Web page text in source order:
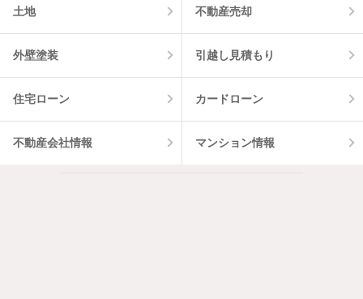
土地 不動産売却
外壁塗装 引越し見積もり
住宅ローン カードローン
不動産会社情報 マンション情報